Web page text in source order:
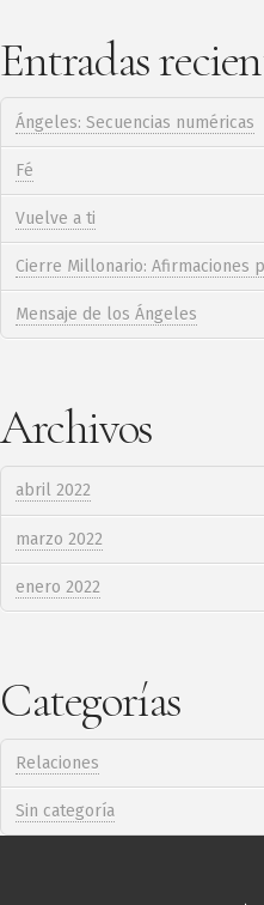
Entradas
Ángeles: Secuencias numéricas
Fé
Vuelve a ti
Cierre Millonario: Afirmaciones
Mensaje de los Ángeles
Archivos
abril 2022
marzo 2022
enero 2022
Categorías
Relaciones
Sin categoría